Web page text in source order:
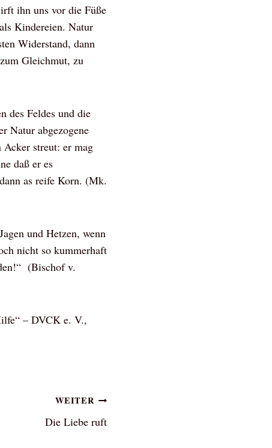
ihn uns vor die Füße
Kindereien. Natur
Widerstand, dann
Gleichmut, zu
des Feldes und die
Natur abgezogene
streut: er mag
daß er es
as reife Korn. (Mk.
und Hetzen, wenn
nicht so kummerhaft
(Bischof v.
– DVCK e. V.,
WEITER
Die Liebe ruft